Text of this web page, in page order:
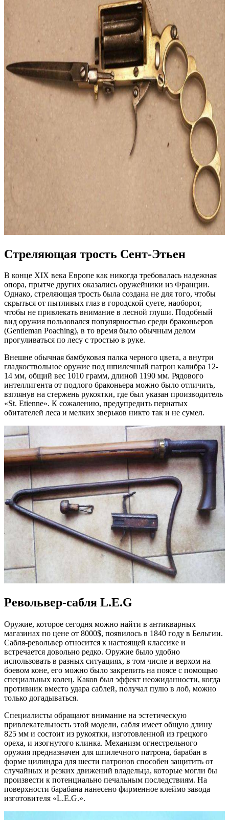
Стреляющая трость Сент-Этьен
В конце XIX века Европе как никогда требовалась надежная
опора, прытче других оказались оружейники из Франции.
Однако, стреляющая трость была создана не для того, чтобы
скрыться от пытливых глаз в городской суете, наоборот,
чтобы не привлекать внимание в лесной глуши. Подобный
вид оружия пользовался популярностью среди браконьеров
(Gentleman Poaching), в то время было обычным делом
прогуливаться по лесу с тростью в руке.
Внешне обычная бамбуковая палка черного цвета, а внутри
гладкоствольное оружие под шпилечный патрон калибра 12-
14 мм, общий вес 1010 грамм, длиной 1190 мм. Рядового
интеллигента от подлого браконьера можно было отличить,
взглянув на стержень рукоятки, где был указан производитель
«St. Etienne». К сожалению, предупредить пернатых
обитателей леса и мелких зверьков никто так и не сумел.
Револьвер-сабля L.E.G
Оружие, которое сегодня можно найти в антикварных
магазинах по цене от 8000$, появилось в 1840 году в Бельгии.
Сабля-револьвер относится к настоящей классике и
встречается довольно редко. Оружие было удобно
использовать в разных ситуациях, в том числе и верхом на
боевом коне, его можно было закрепить на поясе с помощью
специальных колец. Каков был эффект неожиданности, когда
противник вместо удара саблей, получал пулю в лоб, можно
только догадываться.
Специалисты обращают внимание на эстетическую
привлекательность этой модели, сабля имеет общую длину
825 мм и состоит из рукоятки, изготовленной из грецкого
ореха, и изогнутого клинка. Механизм огнестрельного
оружия предназначен для шпилечного патрона, барабан в
форме цилиндра для шести патронов способен защитить от
случайных и резких движений владельца, которые могли бы
произвести к потенциально печальным последствиям. На
поверхности барабана нанесено фирменное клеймо завода
изготовителя «L.E.G.».